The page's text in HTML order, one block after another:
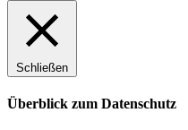
Schließen
Überblick zum Datenschutz